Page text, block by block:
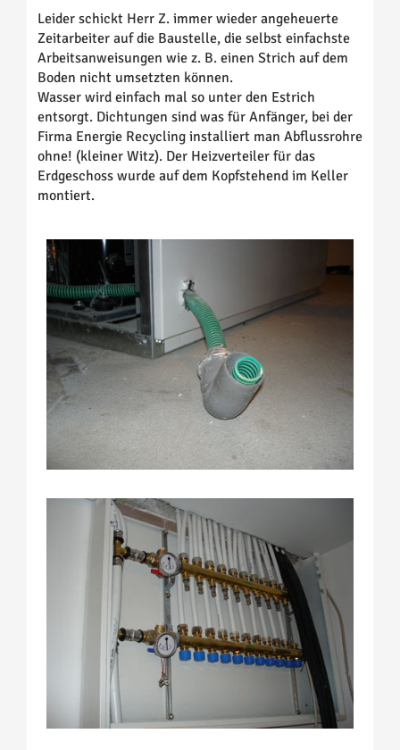
Leider schickt Herr Z. immer wieder angeheuerte
Zeitarbeiter auf die Baustelle, die selbst einfachste
Arbeitsanweisungen wie z. B. einen Strich auf dem
Boden nicht umsetzten können.
Wasser wird einfach mal so unter den Estrich
entsorgt. Dichtungen sind was für Anfänger, bei der
Firma Energie Recycling installiert man Abflussrohre
ohne! (kleiner Witz). Der Heizverteiler für das
Erdgeschoss wurde auf dem Kopfstehend im Keller
montiert.